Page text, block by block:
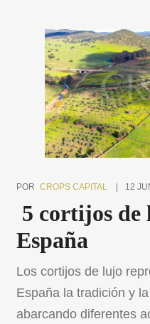
hogar. Pero, ¿cómo
efectiva la vida
artículo,
POR CROPS CAPITAL 12
5 cortijos de
España
Los cortijos de lujo
España la tradición y
abarcando diferentes